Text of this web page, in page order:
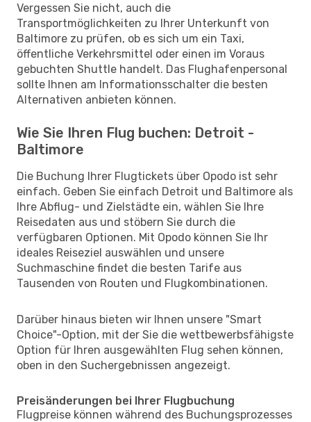
Vergessen Sie nicht, auch die
Transportmöglichkeiten zu Ihrer Unterkunft von
Baltimore zu prüfen, ob es sich um ein Taxi,
öffentliche Verkehrsmittel oder einen im Voraus
gebuchten Shuttle handelt. Das Flughafenpersonal
sollte Ihnen am Informationsschalter die besten
Alternativen anbieten können.
Wie Sie Ihren Flug buchen: Detroit -
Baltimore
Die Buchung Ihrer Flugtickets über Opodo ist sehr
einfach. Geben Sie einfach Detroit und Baltimore als
Ihre Abflug- und Zielstädte ein, wählen Sie Ihre
Reisedaten aus und stöbern Sie durch die
verfügbaren Optionen. Mit Opodo können Sie Ihr
ideales Reiseziel auswählen und unsere
Suchmaschine findet die besten Tarife aus
Tausenden von Routen und Flugkombinationen.
Darüber hinaus bieten wir Ihnen unsere "Smart
Choice"-Option, mit der Sie die wettbewerbsfähigste
Option für Ihren ausgewählten Flug sehen können,
oben in den Suchergebnissen angezeigt.
Preisänderungen bei Ihrer Flugbuchung
Flugpreise können während des Buchungsprozesses